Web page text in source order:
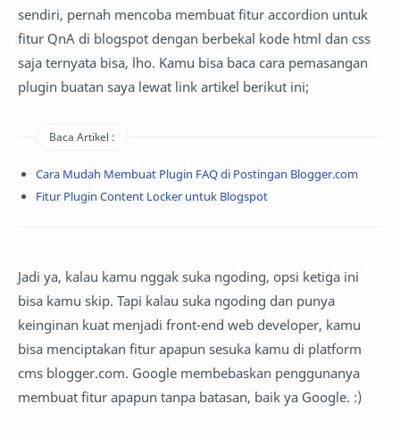
sendiri, pernah mencoba membuat fitur accordion untuk
fitur QnA di blogspot dengan berbekal kode html dan css
saja ternyata bisa, lho. Kamu bisa baca cara pemasangan
plugin buatan saya lewat link artikel berikut ini;
Baca Artikel :
Cara Mudah Membuat Plugin FAQ di Postingan Blogger.com
Fitur Plugin Content Locker untuk Blogspot
Jadi ya, kalau kamu nggak suka ngoding, opsi ketiga ini
bisa kamu skip. Tapi kalau suka ngoding dan punya
keinginan kuat menjadi front-end web developer, kamu
bisa menciptakan fitur apapun sesuka kamu di platform
cms blogger.com. Google membebaskan penggunanya
membuat fitur apapun tanpa batasan, baik ya Google. :)